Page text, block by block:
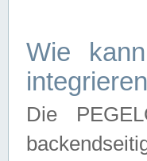
Wie
Die